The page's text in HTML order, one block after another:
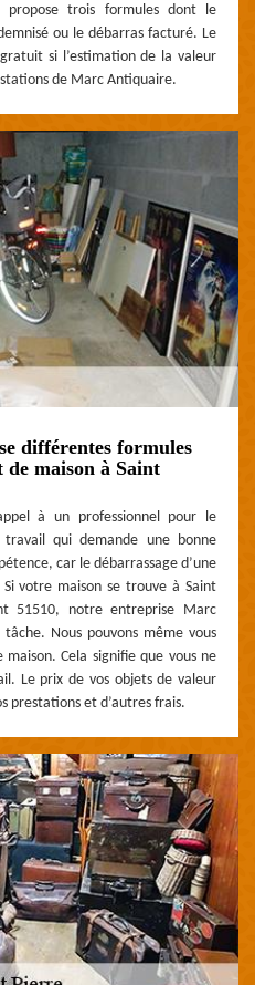
trois formules dont le
ou le débarras facturé. Le
si l’estimation de la valeur
de Marc Antiquaire.
différentes formules
maison à Saint
à un professionnel pour le
qui demande une bonne
car le débarrassage d’une
votre maison se trouve à Saint
51510, notre entreprise Marc
Nous pouvons même vous
Cela signifie que vous ne
Le prix de vos objets de valeur
prestations et d’autres frais.